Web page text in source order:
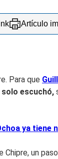
Artículo
Para que
solo escuchó,
ya tiene
Chipre, un